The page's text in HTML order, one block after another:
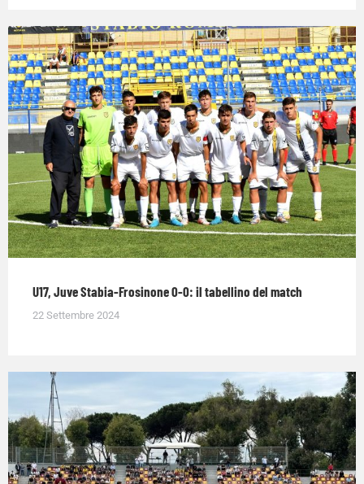
U17, Juve Stabia-Frosinone 0-0: il tabellino del match
22 Settembre 2024